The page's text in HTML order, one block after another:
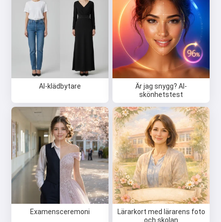
AI-klädbytare
Är jag snygg? AI-
skönhetstest
Examensceremoni
Lärarkort med lärarens foto
och skolan